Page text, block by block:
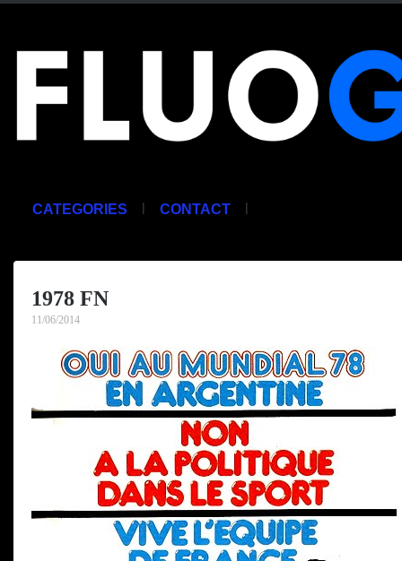
CATEGORIES | CONTACT |
1978 FN
11/06/2014